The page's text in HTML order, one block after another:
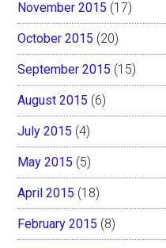
November 2015 (17)
October 2015 (20)
September 2015 (15)
August 2015 (6)
July 2015 (4)
May 2015 (5)
April 2015 (18)
February 2015 (8)